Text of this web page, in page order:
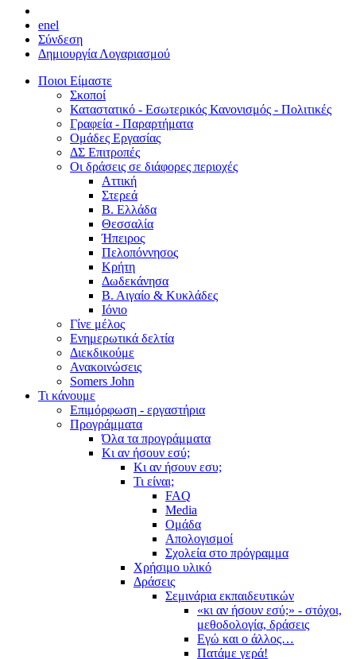
enel
Σύνδεση
Δημιουργία Λογαριασμού
Ποιοι Είμαστε
Σκοποί
Καταστατικό - Εσωτερικός Κανονισμός - Πολιτικές
Γραφεία - Παραρτήματα
Ομάδες Εργασίας
ΔΣ Επιτροπές
Οι δράσεις σε διάφορες περιοχές
Αττική
Στερεά
Β. Ελλάδα
Θεσσαλία
Ήπειρος
Πελοπόννησος
Κρήτη
Δωδεκάνησα
Β. Αιγαίο & Κυκλάδες
Ιόνιο
Γίνε μέλος
Ενημερωτικά δελτία
Διεκδικούμε
Ανακοινώσεις
Somers John
Τι κάνουμε
Επιμόρφωση - εργαστήρια
Προγράμματα
Όλα τα προγράμματα
Κι αν ήσουν εσύ;
Κι αν ήσουν εσυ;
Τι είναι;
FAQ
Media
Ομάδα
Απολογισμοί
Σχολεία στο πρόγραμμα
Χρήσιμο υλικό
Δράσεις
Σεμινάρια εκπαιδευτικών
«κι αν ήσουν εσύ;» - στόχοι,
μεθοδολογία, δράσεις
Εγώ και ο άλλος…
Πατάμε γερά!